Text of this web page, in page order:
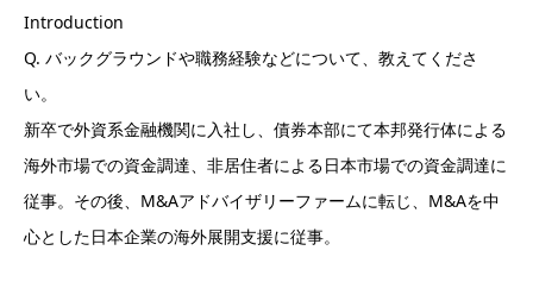
Introduction
Q. バックグラウンドや職務経験などについて、教えてくださ
い。
新卒で外資系金融機関に入社し、債券本部にて本邦発行体による
海外市場での資金調達、非居住者による日本市場での資金調達に
従事。その後、M&Aアドバイザリーファームに転じ、M&Aを中
心とした日本企業の海外展開支援に従事。